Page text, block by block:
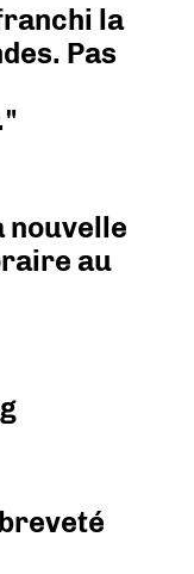
la
Pas
nouvelle
au